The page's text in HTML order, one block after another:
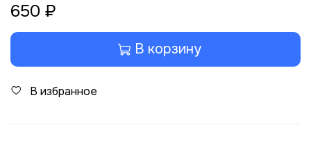
650 ₽
В корзину
В избранное